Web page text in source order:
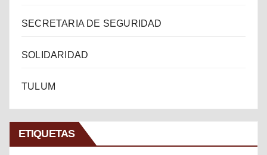
SECRETARIA DE SEGURIDAD
SOLIDARIDAD
TULUM
ETIQUETAS